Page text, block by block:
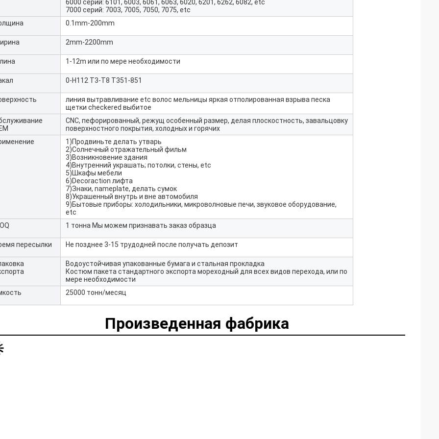
6000 серий: 6101, 6003, 6061, 6063, 6020, 6201, 6262, 6082, etc
7000 серий: 7003, 7005, 7050, 7075, etc
0.1mm-200mm
2mm-2200mm
1-12m или по мере необходимости
0-H112 T3-T8 T351-851
линия вытравливание etc волос мельницы яркая отполированная взрыва песка
щетки checkered выбитое
CNC, пефорированный, режущ особенный размер, делая плоскостность, завальцовку
поверхностного покрытия, холодных и горячих
1)Продвиньте делать утварь
2)Солнечный отражательный фильм
3)Возникновение здания
4)Внутренний украшать; потолки, стены, etc
5)Шкафы мебели
6)Decoraction лифта
7)Знаки, nameplate, делать сумок
8)Украшенный внутрь и вне автомобиля
9)Бытовые приборы: холодильники, микроволновые печи, звуковое оборудование,
etc
1 тонна Мы можем признавать заказ образца
пересылки Не позднее 3-15 трудодней после получать депозит
Водоустойчивая упакованные бумага и стальная прокладка
Костюм пакета стандартного экспорта мореходный для всех видов перехода, или по
мере необходимости
25000 тонн/месяц
Произведенная фабрика